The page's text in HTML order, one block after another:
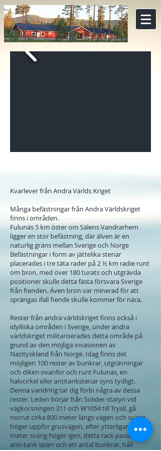
Kvarlever från Andra Världs Kriget
Många befästningar från Andra Världskriget
finns i områden.
Fulunäs 5 km öster om Sälens Vandrarhem
ligger en stor befästning, där älven är en
naturlig gräns mellan Sverige och Norge
Befästningar i form av jättelika stenar
placerades i tre täta rader på 2 ½ km radie runt
om bron, med över 180 turats och utgrävda
positioner skulle detta fästa försvara Sverige
från fienden. Även bron var minerad för att
sprängas ifall fiende skulle kommer för nära.
Rester från andra världskriget finns också i
idylliska områden i Sverige, under andra
världskriget militariserades detta område på
grund av den möjliga invasionen av
Nazityskland från Norge. Idag finns det
möjligen 100 rester av bunkrar, utgrävningar
och diken ovanför och runt Fulunäs, en
halvcirkel eller antitankstenar syns tydligt.
Denna vandring tar dig förbi några av dessa
rester. Leden börjar från Solider-statyn vid
vägkorsningen 311 och W1054 till Trysil, gå
norrut cirka 800 meter längs vägen och sväng
höger uppför grusvägen, efter ytterligare 200
meter sväng höger igen, detta tack passerar
anti-tank spärr och ett antal bunkrar, håll